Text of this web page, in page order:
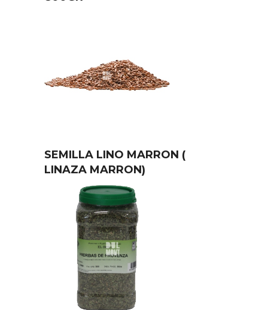
SEMILLA LINO MARRON (
LINAZA MARRON)